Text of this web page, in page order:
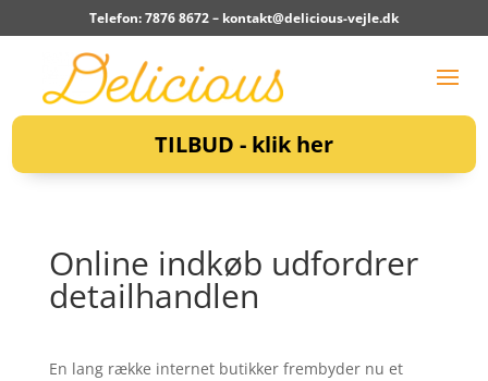
Telefon: 7876 8672 – kontakt@delicious-vejle.dk
TILBUD - klik her
Online indkøb udfordrer
detailhandlen
En lang række internet butikker frembyder nu et